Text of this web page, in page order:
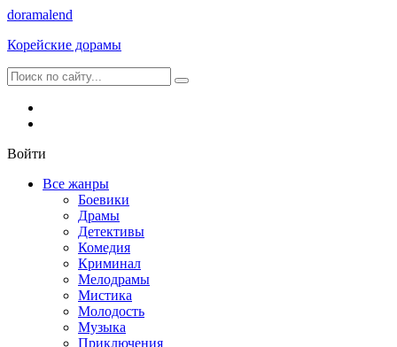
doramalend
Корейские дорамы
Войти
Все жанры
Боевики
Драмы
Детективы
Комедия
Криминал
Мелодрамы
Мистика
Молодость
Музыка
Приключения